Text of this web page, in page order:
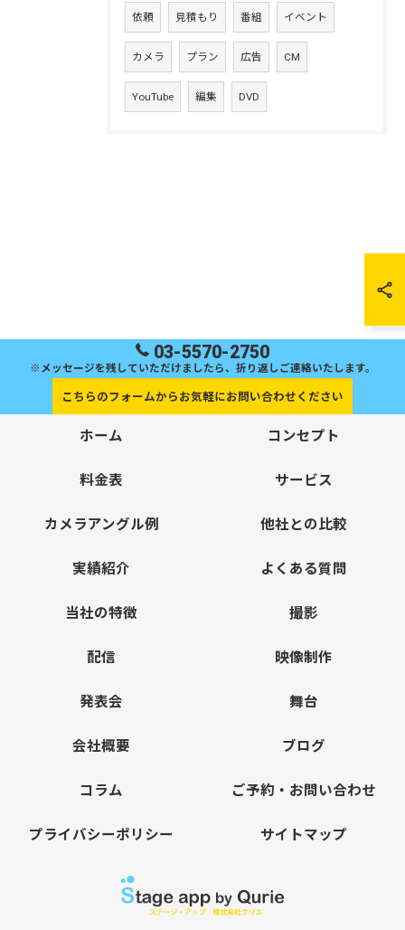
依頼 見積もり 番組 イベント
カメラ プラン 広告 CM
YouTube 編集 DVD
03-5570-2750
※メッセージを残していただけましたら、折り返しご連絡いたします。
こちらのフォームからお気軽にお問い合わせください
ホーム コンセプト
料金表 サービス
カメラアングル例 他社との比較
実績紹介 よくある質問
当社の特徴 撮影
配信 映像制作
発表会 舞台
会社概要 ブログ
コラム ご予約・お問い合わせ
プライバシーポリシー サイトマップ